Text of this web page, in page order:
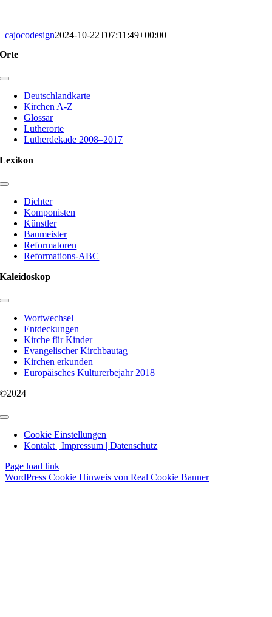
cajocodesign2024-10-22T07:11:49+00:00
Orte
Toggle
NavigationDeutschlandkarte
Kirchen A-Z
Glossar
Lutherorte
Lutherdekade 2008–2017
Lexikon
Toggle
Navigation
Dichter
Komponisten
Künstler
Baumeister
Reformatoren
Reformations-ABC
Kaleidoskop
Toggle
NavigationWortwechsel
Entdeckungen
Kirche für Kinder
Evangelischer Kirchbautag
Kirchen erkunden
Europäisches Kulturerbejahr 2018
©2024
Toggle
NavigationCookie Einstellungen
Kontakt | Impressum | Datenschutz
Page load link
WordPress Cookie Hinweis von Real Cookie Banner